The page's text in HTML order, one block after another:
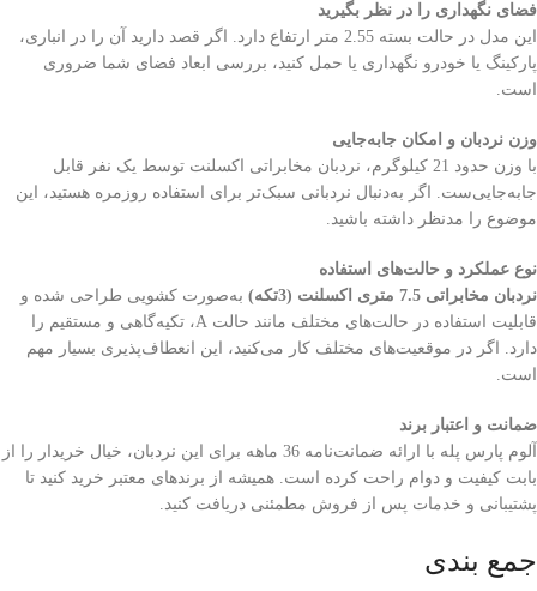
فضای نگهداری را در نظر بگیرید
این مدل در حالت بسته 2.55 متر ارتفاع دارد. اگر قصد دارید آن را در انباری،
پارکینگ یا خودرو نگهداری یا حمل کنید، بررسی ابعاد فضای شما ضروری
است.
وزن نردبان و امکان جابه‌جایی
با وزن حدود 21 کیلوگرم، نردبان مخابراتی اکسلنت توسط یک نفر قابل
جابه‌جایی‌ست. اگر به‌دنبال نردبانی سبک‌تر برای استفاده روزمره هستید، این
موضوع را مدنظر داشته باشید.
نوع عملکرد و حالت‌های استفاده
نردبان مخابراتی 7.5 متری اکسلنت (3تکه)
به‌صورت کشویی طراحی شده و
قابلیت استفاده در حالت‌های مختلف مانند حالت A، تکیه‌گاهی و مستقیم را
دارد. اگر در موقعیت‌های مختلف کار می‌کنید، این انعطاف‌پذیری بسیار مهم
است.
ضمانت و اعتبار برند
آلوم پارس پله با ارائه ضمانت‌نامه 36 ماهه برای این نردبان، خیال خریدار را از
بابت کیفیت و دوام راحت کرده است. همیشه از برندهای معتبر خرید کنید تا
پشتیبانی و خدمات پس از فروش مطمئنی دریافت کنید.
جمع بندی